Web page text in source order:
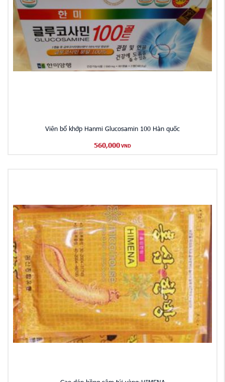
Viên bổ khớp Hanmi Glucosamin 100 Hàn quốc
560,000 VND